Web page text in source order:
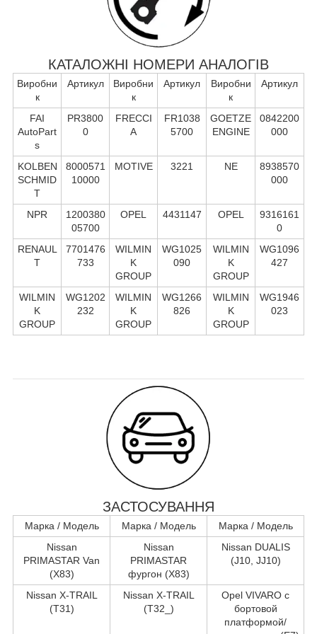
КАТАЛОЖНІ НОМЕРИ АНАЛОГІВ
Виробни
к
Артикул
Виробни
к
Артикул
Виробни
к
Артикул
FAI
AutoPart
s
PR3800
0
FRECCI
A
FR1038
5700
GOETZE
ENGINE
0842200
000
KOLBEN
SCHMID
T
8000571
10000
MOTIVE 3221 NE
8938570
000
NPR
1200380
05700
OPEL 4431147 OPEL
9316161
0
RENAUL
T
7701476
733
WILMIN
K
GROUP
WG1025
090
WILMIN
K
GROUP
WG1096
427
WILMIN
K
GROUP
WG1202
232
WILMIN
K
GROUP
WG1266
826
WILMIN
K
GROUP
WG1946
023
ЗАСТОСУВАННЯ
Марка / Модель Марка / Модель
Марка / Модель
Nissan
PRIMASTAR Van
(X83)
Nissan
PRIMASTAR
фургон (X83)
Nissan DUALIS
(J10, JJ10)
Nissan X-TRAIL
(T31)
Nissan X-TRAIL
(T32_)
Opel VIVARO c
бортовой
платформой/